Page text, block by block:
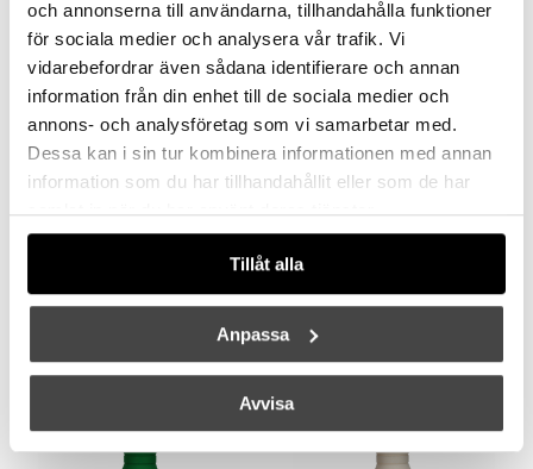
och annonserna till användarna, tillhandahålla funktioner
för sociala medier och analysera vår trafik. Vi
vidarebefordrar även sådana identifierare och annan
information från din enhet till de sociala medier och
annons- och analysföretag som vi samarbetar med.
Dessa kan i sin tur kombinera informationen med annan
information som du har tillhandahållit eller som de har
samlat in när du har använt deras tjänster.
Tillåt alla
Anpassa
Avvisa
FOSCARINI
Tobia Golvlampa LED Black
11605 kr 9284 kr
FOSCARINI
11605 kr 9284 kr
Bow Golvlampa Stor Rå Mässing/Midnight Blue
Bow Golvlampa Stor Rå Mässing/Yellow Ochre